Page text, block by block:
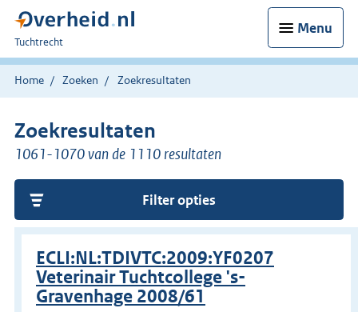
Menu
U
bent
hier:
Tuchtrecht
Home Zoeken Zoekresultaten
Zoekresultaten
1061-1070 van de 1110 resultaten
Filter opties
ECLI:NL:TDIVTC:2009:YF0207
Veterinair Tuchtcollege 's-
Gravenhage 2008/61